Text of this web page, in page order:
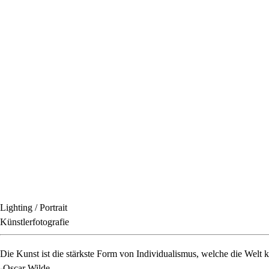
Lighting / Portrait
Künstlerfotografie
Die Kunst ist die stärkste Form von Individualismus, welche die Welt